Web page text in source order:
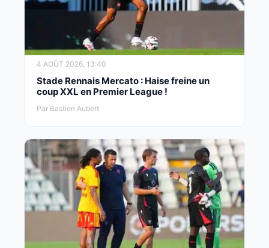
4 AOÛT 2026, 13:40
Stade Rennais Mercato : Haise freine un
coup XXL en Premier League !
Par Bastien Aubert